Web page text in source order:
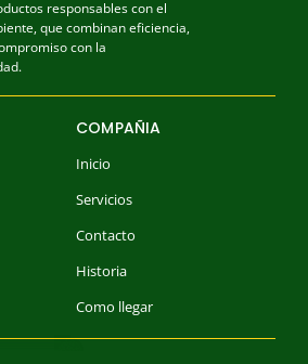
responsables con el
que combinan eficiencia,
con la
COMPAÑIA
Inicio
Servicios
Contacto
Historia
Como llegar